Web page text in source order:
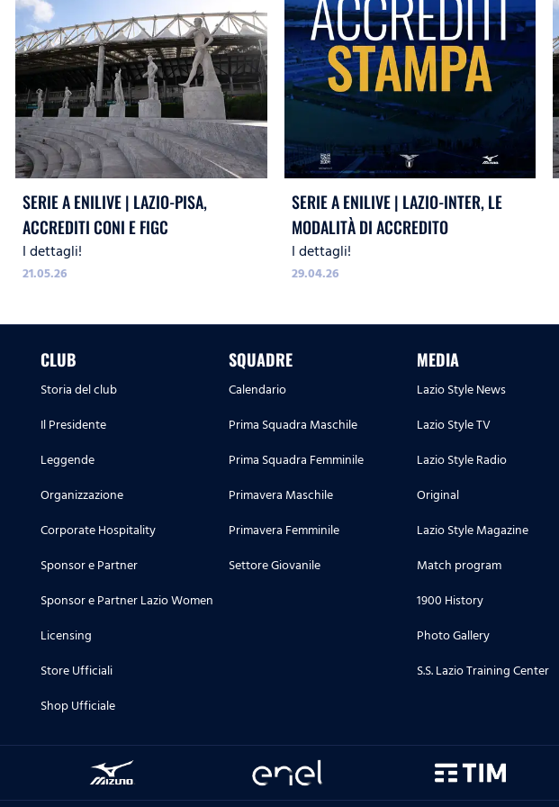
SERIE A ENILIVE | LAZIO-PISA,
ACCREDITI CONI E FIGC
I dettagli!
21.05.26
SERIE A ENILIVE | LAZIO-INTER, LE
MODALITÀ DI ACCREDITO
I dettagli!
29.04.26
CLUB
Storia del club
Il Presidente
Leggende
Organizzazione
Corporate Hospitality
Sponsor e Partner
Sponsor e Partner Lazio Women
Licensing
Store Ufficiali
Shop Ufficiale
SQUADRE
Calendario
Prima Squadra Maschile
Prima Squadra Femminile
Primavera Maschile
Primavera Femminile
Settore Giovanile
MEDIA
Lazio Style News
Lazio Style TV
Lazio Style Radio
Original
Lazio Style Magazine
Match program
1900 History
Photo Gallery
S.S. Lazio Training Center